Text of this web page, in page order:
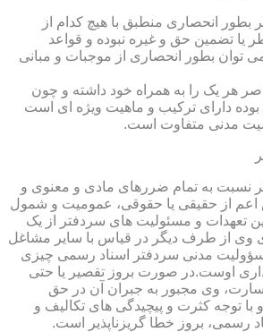
انحصاری منطبق با هیچ کدام از
یا تضمین حق و غیره نبوده و قواعد
توان بطور انحصاری از موجبات و مبانی
هر یک را به همراه خود داشته و چون
بوده دارای ترکیب و ماهیت ویژه ای است
مدنی متفاوت است.
نسبت به تمام ضررهای مادی و معنوی و
اعم از حقیقی یا حقوقی، عمومیت و شمول
تعهدات و مسئولیت های سردفتر از یک
وی از طرف دیگر در قیاس با سایر مشاغل
مدنی سردفتر اسناد رسمی چیزی
اوست.در صورت بروز تقصیر یا حتی
وی مجبور به جبران آن در حق
با توجه کثرت و پیچیدگی های تکالیف و
رسمی، بروز خطا گریزناپذیر است.